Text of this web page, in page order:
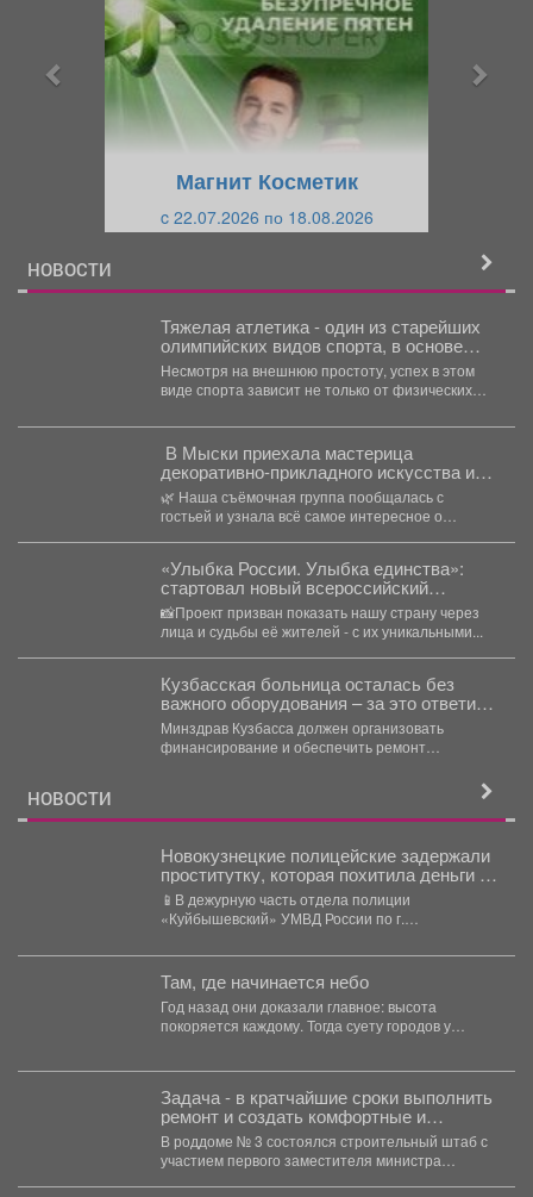
Магнит Косметик
c 22.07.2026 по 18.08.2026
НОВОСТИ
Тяжелая атлетика - один из старейших
олимпийских видов спорта, в основе
которого лежат сила, техника и
многолетняя подготовка.
Несмотря на внешнюю простоту, успех в этом
виде спорта зависит не только от физических
В Мыски приехала мастерица
декоративно‑прикладного искусства из
Осинников!
🌿 Наша съёмочная группа пообщалась с
гостьей и узнала всё самое интересное о
«Улыбка России. Улыбка единства»:
стартовал новый всероссийский
фотопроект!
📸Проект призван показать нашу страну через
лица и судьбы её жителей - с их уникальными...
Кузбасская больница осталась без
важного оборудования – за это ответил
Минздрав
Минздрав Кузбасса должен организовать
финансирование и обеспечить ремонт
НОВОСТИ
Новокузнецкие полицейские задержали
проститутку, которая похитила деньги у
клиента
📱В дежурную часть отдела полиции
«Куйбышевский» УМВД России по г.
житель....
Там, где начинается небо
Год назад они доказали главное: высота
покоряется каждому. Тогда суету городов у
Задача - в кратчайшие сроки выполнить
ремонт и создать комфортные и
безопасные условия для будущих мам
и новорождённых.
В роддоме № 3 состоялся строительный штаб с
участием первого заместителя министра